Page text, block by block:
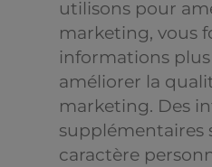
utilisons pour
marketing, vous
informations
améliorer la
marketing. Des
supplémentaires
caractère